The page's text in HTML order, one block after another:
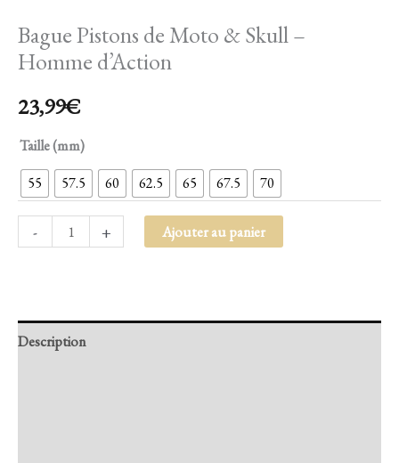
Bague Pistons de Moto & Skull –
Homme d’Action
23,99€
Taille (mm)
55 57.5 60 62.5 65 67.5 70
- + Ajouter au panier
Description